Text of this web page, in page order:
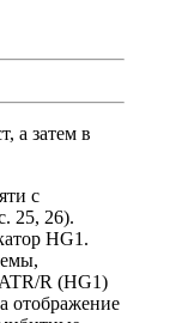
а затем в
с
25, 26).
HG1.
R (HG1)
отображение